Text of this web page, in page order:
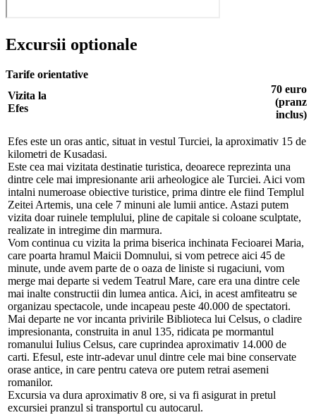
Excursii optionale
Tarife orientative
Vizita la
Efes
70 euro
(pranz
inclus)
Efes este un oras antic, situat in vestul Turciei, la aproximativ 15 de
kilometri de Kusadasi.
Este cea mai vizitata destinatie turistica, deoarece reprezinta una
dintre cele mai impresionante arii arheologice ale Turciei. Aici vom
intalni numeroase obiective turistice, prima dintre ele fiind Templul
Zeitei Artemis, una cele 7 minuni ale lumii antice. Astazi putem
vizita doar ruinele templului, pline de capitale si coloane sculptate,
realizate in intregime din marmura.
Vom continua cu vizita la prima biserica inchinata Fecioarei Maria,
care poarta hramul Maicii Domnului, si vom petrece aici 45 de
minute, unde avem parte de o oaza de liniste si rugaciuni, vom
merge mai departe si vedem Teatrul Mare, care era una dintre cele
mai inalte constructii din lumea antica. Aici, in acest amfiteatru se
organizau spectacole, unde incapeau peste 40.000 de spectatori.
Mai departe ne vor incanta privirile Biblioteca lui Celsus, o cladire
impresionanta, construita in anul 135, ridicata pe mormantul
romanului Iulius Celsus, care cuprindea aproximativ 14.000 de
carti. Efesul, este intr-adevar unul dintre cele mai bine conservate
orase antice, in care pentru cateva ore putem retrai asemeni
romanilor.
Excursia va dura aproximativ 8 ore, si va fi asigurat in pretul
excursiei pranzul si transportul cu autocarul.